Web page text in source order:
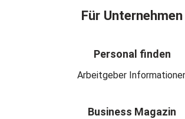
Für Unternehmen
Personal finden
Arbeitgeber
Business Magazin